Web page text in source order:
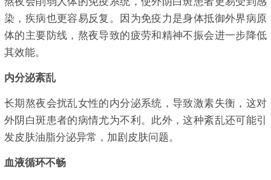
染，疾病也更容易反复。因为免疫力是身体抵御外界病原
体的主要防线，熬夜导致的疲劳和精神不振会进一步降低
其效能。
内分泌紊乱
长期熬夜会扰乱女性的内分泌系统，导致激素失衡，这对
外阴白斑患者的病情尤为不利。此外，这种紊乱还可能引
发皮肤油脂分泌异常，加剧皮肤问题。
血液循环不畅